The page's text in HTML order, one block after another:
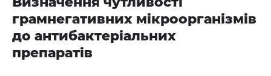
грамнегативних мікроорганізмів
до антибактеріальних
препаратів